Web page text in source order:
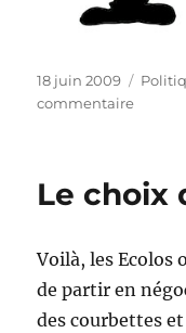
Publié
le
18 juin 2009
commentairesur
again…
Le choix
Voilà, les Ecolos
de partir en
des courbettes